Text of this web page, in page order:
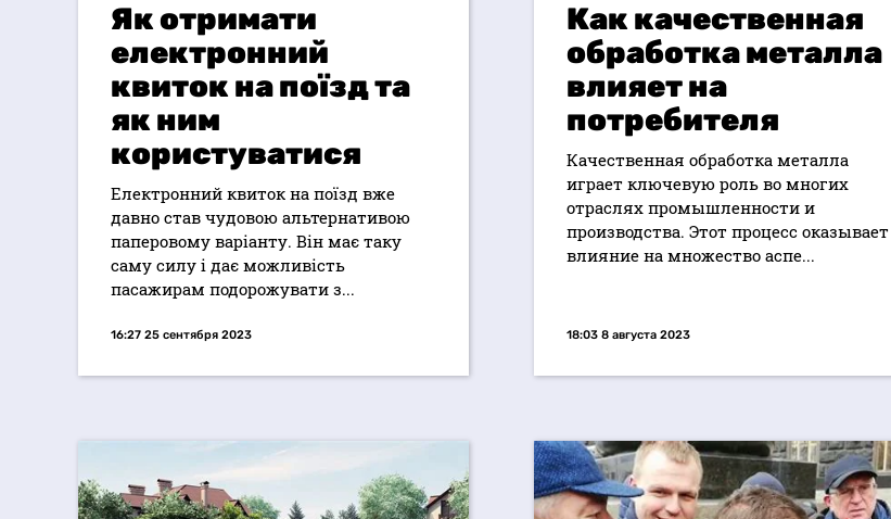
Як отримати
електронний
квиток на поїзд та
як ним
користуватися
Електронний квиток на поїзд вже
давно став чудовою альтернативою
паперовому варіанту. Він має таку
саму силу і дає можливість
пасажирам подорожувати з...
16:27 25 сентября 2023
Как качественная
обработка металла
влияет на
потребителя
Качественная обработка металла
играет ключевую роль во многих
отраслях промышленности и
производства. Этот процесс оказывает
влияние на множество аспе...
18:03 8 августа 2023